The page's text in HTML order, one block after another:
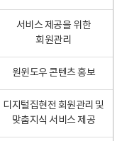
서비스 제공을 위한
회원관리
원윈도우 콘텐츠 홍보
디지털집현전 회원관리 및
맞춤지식 서비스 제공